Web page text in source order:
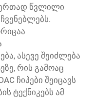
ერთად წვლილი
ასევე შეიძლება
რის გამოაც
ჩიპები შეიცავს
ტექნიკებს ამ